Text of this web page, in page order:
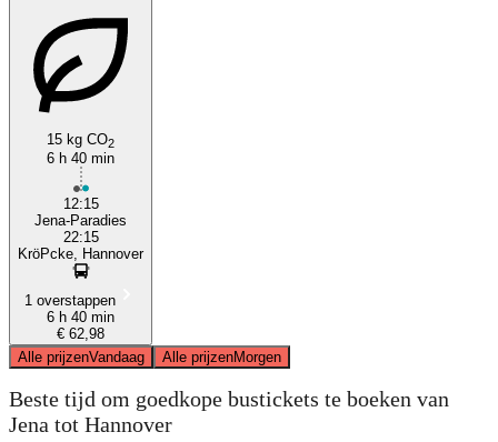
15 kg CO2
6 h 40 min
12:15
Jena-Paradies
22:15
KröPcke, Hannover
1 overstappen
6 h 40 min
€ 62,98
Alle prijzenVandaag Alle prijzenMorgen
Beste tijd om goedkope bustickets te boeken van
Jena tot Hannover